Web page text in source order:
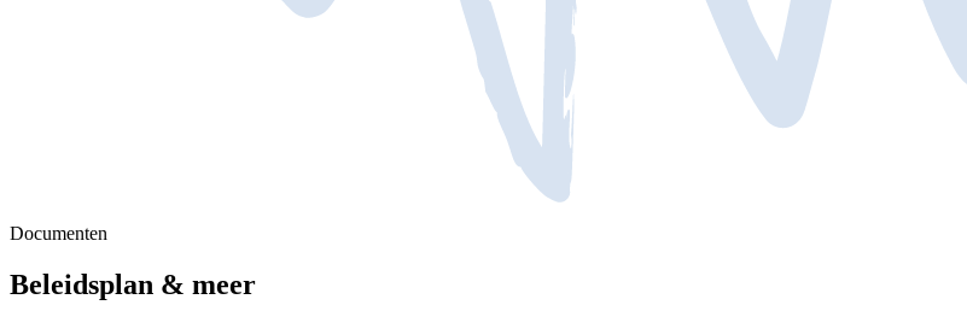
Documenten
Beleidsplan & meer